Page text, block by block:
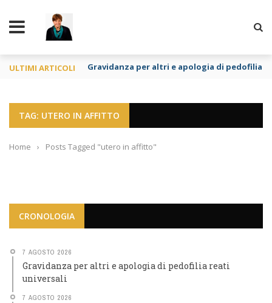
ULTIMI ARTICOLI Gravidanza per altri e apologia di pedofilia
TAG: UTERO IN AFFITTO
Home › Posts Tagged "utero in affitto"
CRONOLOGIA
7 AGOSTO 2026
Gravidanza per altri e apologia di pedofilia reati
universali
7 AGOSTO 2026